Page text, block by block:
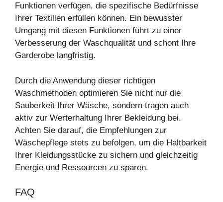
Funktionen verfügen, die spezifische Bedürfnisse
Ihrer Textilien erfüllen können. Ein bewusster
Umgang mit diesen Funktionen führt zu einer
Verbesserung der Waschqualität und schont Ihre
Garderobe langfristig.
Durch die Anwendung dieser richtigen
Waschmethoden optimieren Sie nicht nur die
Sauberkeit Ihrer Wäsche, sondern tragen auch
aktiv zur Werterhaltung Ihrer Bekleidung bei.
Achten Sie darauf, die Empfehlungen zur
Wäschepflege stets zu befolgen, um die Haltbarkeit
Ihrer Kleidungsstücke zu sichern und gleichzeitig
Energie und Ressourcen zu sparen.
FAQ